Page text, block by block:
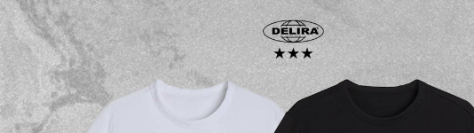
¿Te gusta lo que ves? ¡Suscribite y recibí todas nuestras novedades!